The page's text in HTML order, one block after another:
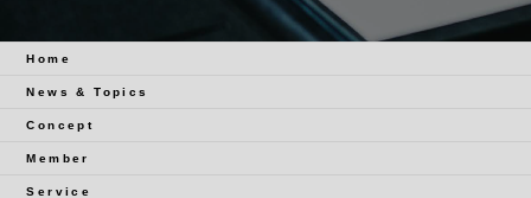
Home
News & Topics
Concept
Member
Service